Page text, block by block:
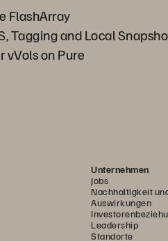
FlashArray
Tagging and Local
on Pure
Unternehmen
Jobs
Nachhaltigkeit
Auswirkungen
Leadership
Standorte